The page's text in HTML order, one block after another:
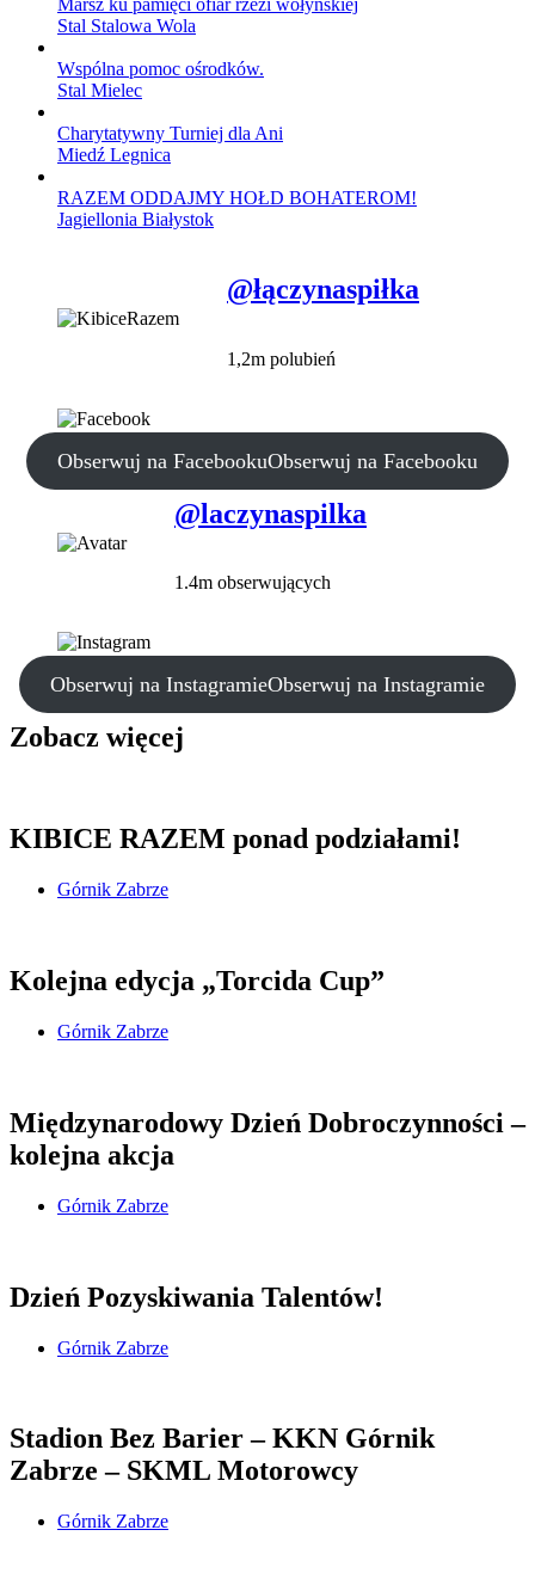
Stal Stalowa Wola
Wspólna pomoc ośrodków.
Stal Mielec
Charytatywny Turniej dla Ani
Miedź Legnica
RAZEM ODDAJMY HOŁD BOHATEROM!
Jagiellonia Białystok
@łączynaspiłka
1,2m polubień
Obserwuj na FacebookuObserwuj na Facebooku
@laczynaspilka
1.4m obserwujących
Obserwuj na InstagramieObserwuj na Instagramie
Zobacz więcej
KIBICE RAZEM ponad podziałami!
Górnik Zabrze
Kolejna edycja „Torcida Cup”
Górnik Zabrze
Międzynarodowy Dzień Dobroczynności –
kolejna akcja
Górnik Zabrze
Dzień Pozyskiwania Talentów!
Górnik Zabrze
Stadion Bez Barier – KKN Górnik
Zabrze – SKML Motorowcy
Górnik Zabrze